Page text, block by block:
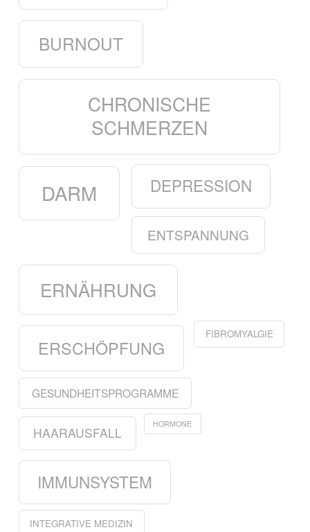
BURNOUT
CHRONISCHE
SCHMERZEN
DARM DEPRESSION
ENTSPANNUNG
ERNÄHRUNG
ERSCHÖPFUNG
FIBROMYALGIE
GESUNDHEITSPROGRAMME
HAARAUSFALL
HORMONE
IMMUNSYSTEM
INTEGRATIVE MEDIZIN